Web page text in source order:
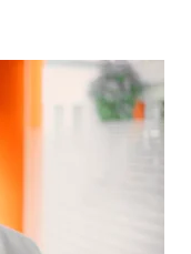
die 6
gilt
muss man wissen?